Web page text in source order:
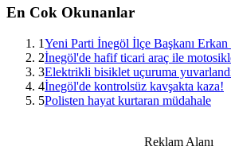
En Cok Okunanlar
1Yeni Parti İnegöl İlçe Başkanı
2İnegöl'de hafif ticari araç ile
3Elektrikli bisiklet uçuruma
4İnegöl'de kontrolsüz kavşakta kaza!
5Polisten hayat kurtaran müdahale
Reklam Alanı